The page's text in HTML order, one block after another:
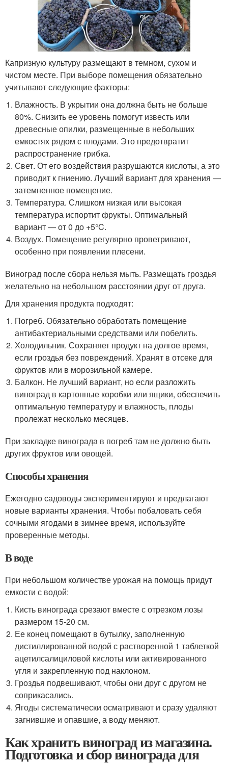
Капризную культуру размещают в темном, сухом и
чистом месте. При выборе помещения обязательно
учитывают следующие факторы:
Влажность. В укрытии она должна быть не больше
80%. Снизить ее уровень помогут известь или
древесные опилки, размещенные в небольших
емкостях рядом с плодами. Это предотвратит
распространение грибка.
Свет. От его воздействия разрушаются кислоты, а это
приводит к гниению. Лучший вариант для хранения —
затемненное помещение.
Температура. Слишком низкая или высокая
температура испортит фрукты. Оптимальный
вариант — от 0 до +5°C.
Воздух. Помещение регулярно проветривают,
особенно при появлении плесени.
Виноград после сбора нельзя мыть. Размещать гроздья
желательно на небольшом расстоянии друг от друга.
Для хранения продукта подходят:
Погреб. Обязательно обработать помещение
антибактериальными средствами или побелить.
Холодильник. Сохраняет продукт на долгое время,
если гроздья без повреждений. Хранят в отсеке для
фруктов или в морозильной камере.
Балкон. Не лучший вариант, но если разложить
виноград в картонные коробки или ящики, обеспечить
оптимальную температуру и влажность, плоды
пролежат несколько месяцев.
При закладке винограда в погреб там не должно быть
других фруктов или овощей.
Способы хранения
Ежегодно садоводы экспериментируют и предлагают
новые варианты хранения. Чтобы побаловать себя
сочными ягодами в зимнее время, используйте
проверенные методы.
В воде
При небольшом количестве урожая на помощь придут
емкости с водой:
Кисть винограда срезают вместе с отрезком лозы
размером 15-20 см.
Ее конец помещают в бутылку, заполненную
дистиллированной водой с растворенной 1 таблеткой
ацетилсалициловой кислоты или активированного
угля и закрепленную под наклоном.
Гроздья подвешивают, чтобы они друг с другом не
соприкасались.
Ягоды систематически осматривают и сразу удаляют
загнившие и опавшие, а воду меняют.
Как хранить виноград из магазина.
Подготовка и сбор винограда для